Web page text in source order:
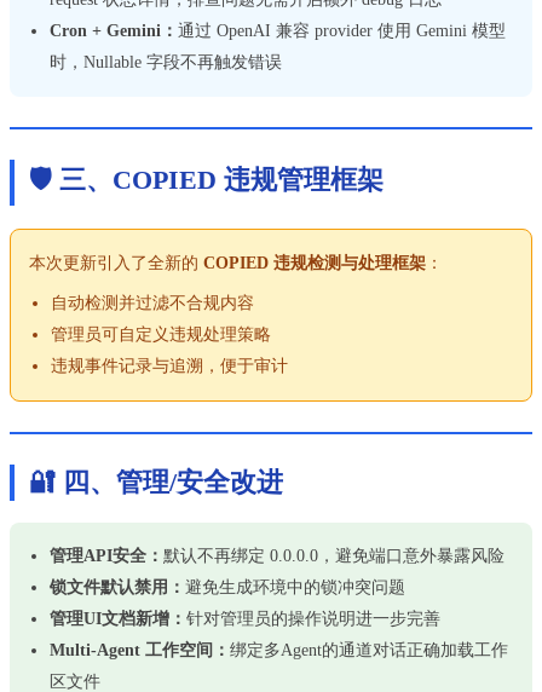
Cron + Gemini： 通过 OpenAI 兼容 provider 使用 Gemini 模型
时，Nullable 字段不再触发错误
🛡️ 三、COPIED 违规管理框架
本次更新引入了全新的 COPIED 违规检测与处理框架 ：
自动检测并过滤不合规内容
管理员可自定义违规处理策略
违规事件记录与追溯，便于审计
🔐 四、管理/安全改进
管理API安全： 默认不再绑定 0.0.0.0，避免端口意外暴露风险
锁文件默认禁用： 避免生成环境中的锁冲突问题
管理UI文档新增： 针对管理员的操作说明进一步完善
Multi-Agent 工作空间： 绑定多Agent的通道对话正确加载工作
区文件